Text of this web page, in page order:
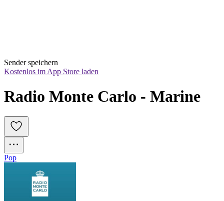
Sender speichern
Kostenlos im App Store laden
Radio Monte Carlo - Marine
Pop